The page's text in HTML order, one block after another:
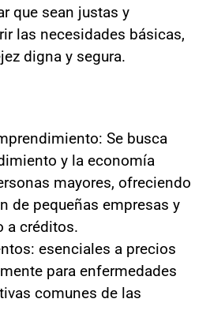
que sean justas y
las necesidades básicas,
digna y segura.
Se busca
y la economía
mayores, ofreciendo
de pequeñas empresas y
a créditos.
esenciales a precios
para enfermedades
comunes de las